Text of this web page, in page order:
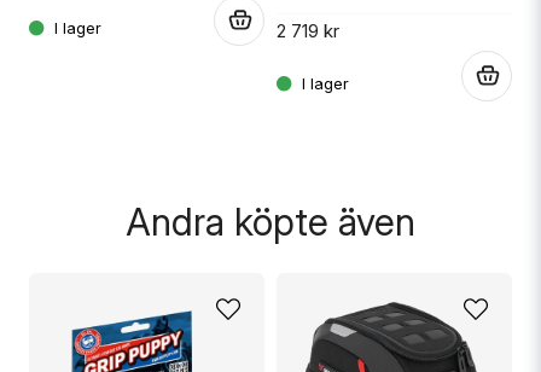
Skicka fråga
2 719 kr
Andra köpte även